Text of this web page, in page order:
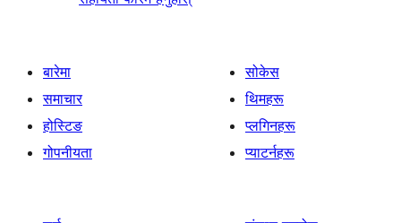
बारेमा
समाचार
होस्टिङ
गोपनीयता
सोकेस
थिमहरू
प्लगिनहरू
प्याटर्नहरू